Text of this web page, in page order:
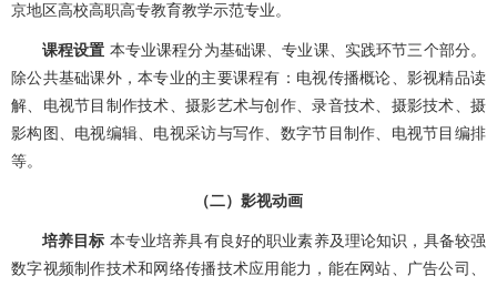
京地区高校高职高专教育教学示范专业。
课程设置 本专业课程分为基础课、专业课、实践环节三个部分。
除公共基础课外，本专业的主要课程有：电视传播概论、影视精品读
解、电视节目制作技术、摄影艺术与创作、录音技术、摄影技术、摄
影构图、电视编辑、电视采访与写作、数字节目制作、电视节目编排
等。
（二）影视动画
培养目标 本专业培养具有良好的职业素养及理论知识，具备较强
数字视频制作技术和网络传播技术应用能力，能在网站、广告公司、